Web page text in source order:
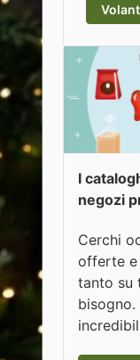
I
negozi
Cerchi
offerte e
tanto su